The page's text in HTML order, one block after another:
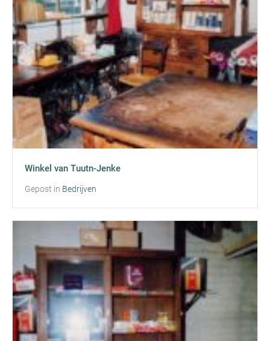
Winkel van Tuutn-Jenke
Gepost in Bedrijven